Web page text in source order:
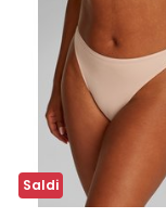
Saldi